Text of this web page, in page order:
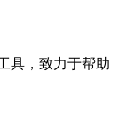
具，致力于帮助